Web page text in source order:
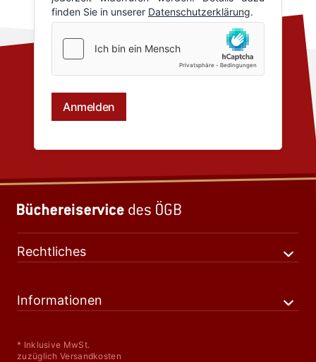
Rechtliches
Informationen
* Inklusive MwSt.
zuzüglich Versandkosten